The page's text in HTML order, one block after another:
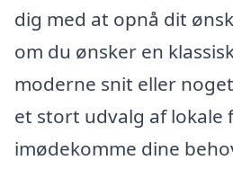
dig med at opnå dit
om du ønsker en
moderne snit eller
et stort udvalg af lokale
imødekomme dine